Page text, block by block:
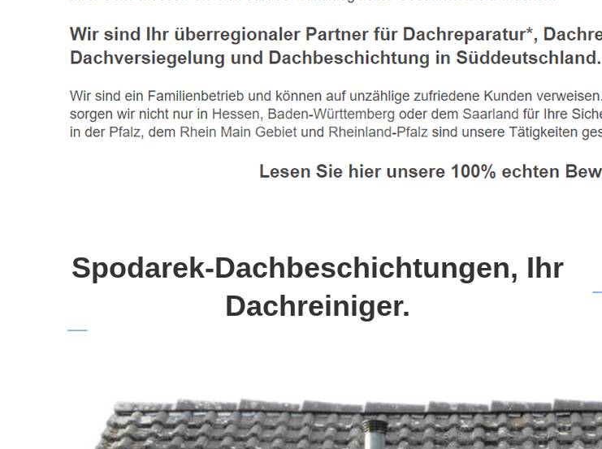
Spodarek-Dachbeschichtungen, Ihr
Dachreiniger.